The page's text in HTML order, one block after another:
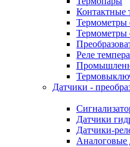
Контактные
Термометры
Термометры
Реле
Датчики -
Датчики
Датчики-
Аналоговые